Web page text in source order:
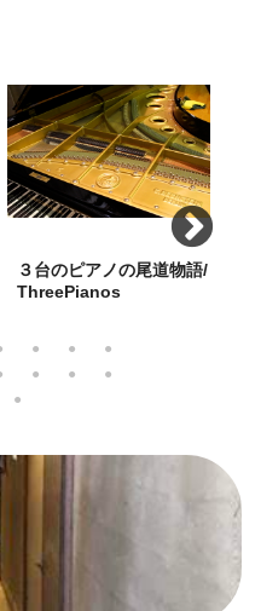
３台のピアノの尾道物語/
ThreePianos
歴史都市・尾道にふさわしい